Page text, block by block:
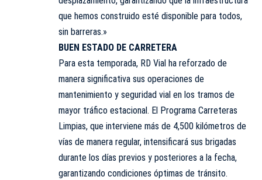
que hemos construido esté disponible para todos,
sin barreras.»
BUEN ESTADO DE CARRETERA
Para esta temporada, RD Vial ha reforzado de
manera significativa sus operaciones de
mantenimiento y seguridad vial en los tramos de
mayor tráfico estacional. El Programa Carreteras
Limpias, que interviene más de 4,500 kilómetros de
vías de manera regular, intensificará sus brigadas
durante los días previos y posteriores a la fecha,
garantizando condiciones óptimas de tránsito.